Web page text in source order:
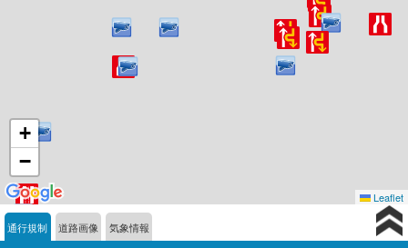
+
−
Leaflet
通行規制 道路画像 気象情報